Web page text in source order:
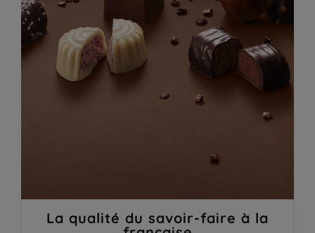
La qualité du savoir-faire à la